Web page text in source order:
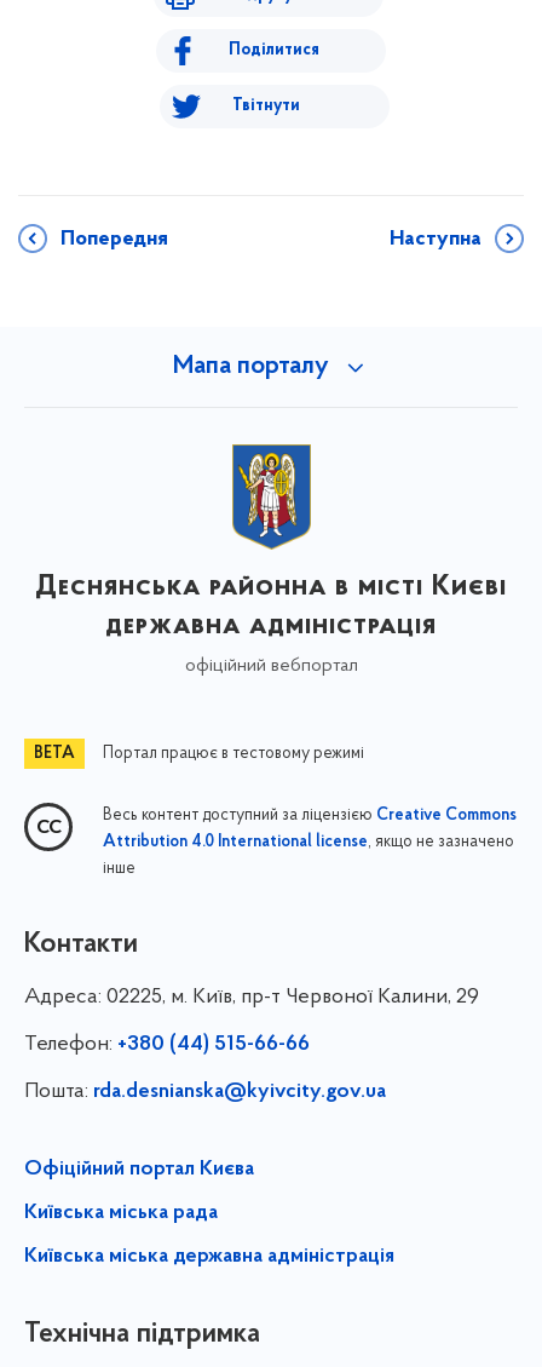
Поділитися
Твітнути
Попередня Наступна
Мапа порталу
Деснянська районна в місті Києві
державна адміністрація
офіційний вебпортал
Портал працює в тестовому режимі
Весь контент доступний за ліцензією Creative Commons
Attribution 4.0 International license, якщо не зазначено
інше
Контакти
Адреса: 02225, м. Київ, пр-т Червоної Калини, 29
Телефон: +380 (44) 515-66-66
Пошта: rda.desnianska@kyivcity.gov.ua
Офіційний портал Києва
Київська міська рада
Київська міська державна адміністрація
Технічна підтримка